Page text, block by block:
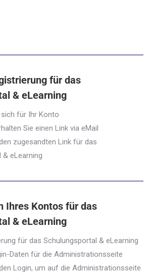
für das
& eLearning
für Ihr Konto
Sie einen Link via eMail
zugesandten Link für das
eLearning
Ihres Kontos für das
& eLearning
für das Schulungsportal & eLearning
Daten für die Administrationsseite
Login, um auf die Administrationsseite